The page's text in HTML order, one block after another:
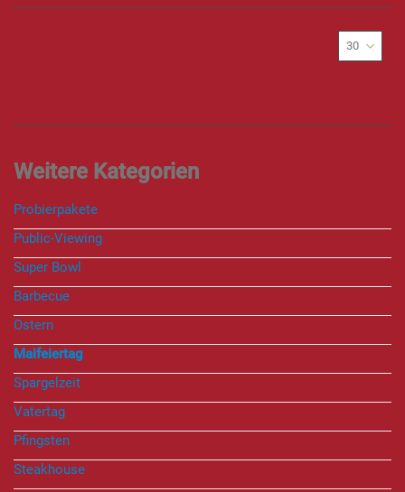
Probierpakete
Public-Viewing
Super Bowl
Barbecue
Ostern
Maifeiertag
Spargelzeit
Vatertag
Pfingsten
Steakhouse